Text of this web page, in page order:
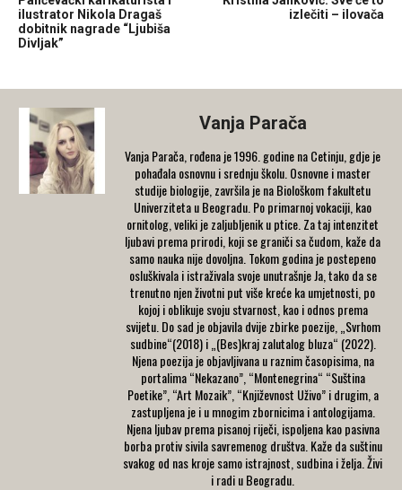
ilustrator Nikola Dragaš
dobitnik nagrade “Ljubiša
Divljak”
izlečiti – ilovača
Vanja Parača
Vanja Parača, rođena je 1996. godine na Cetinju, gdje je
pohađala osnovnu i srednju školu. Osnovne i master
studije biologije, završila je na Biološkom fakultetu
Univerziteta u Beogradu. Po primarnoj vokaciji, kao
ornitolog, veliki je zaljubljenik u ptice. Za taj intenzitet
ljubavi prema prirodi, koji se graniči sa čudom, kaže da
samo nauka nije dovoljna. Tokom godina je postepeno
osluškivala i istraživala svoje unutrašnje Ja, tako da se
trenutno njen životni put više kreće ka umjetnosti, po
kojoj i oblikuje svoju stvarnost, kao i odnos prema
svijetu. Do sad je objavila dvije zbirke poezije, „Svrhom
sudbine“(2018) i „(Bes)kraj zalutalog bluza“ (2022).
Njena poezija je objavljivana u raznim časopisima, na
portalima “Nekazano”, “Montenegrina“ “Suština
Poetike”, “Art Mozaik”, “Književnost Uživo” i drugim, a
zastupljena je i u mnogim zbornicima i antologijama.
Njena ljubav prema pisanoj riječi, ispoljena kao pasivna
borba protiv sivila savremenog društva. Kaže da suštinu
svakog od nas kroje samo istrajnost, sudbina i želja. Živi
i radi u Beogradu.